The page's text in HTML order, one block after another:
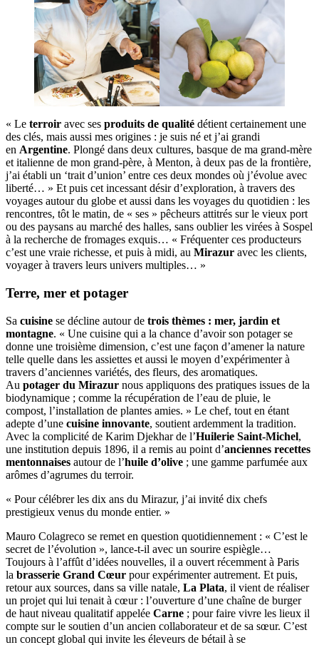
« Le terroir avec ses produits de qualité détient certainement une
des clés, mais aussi mes origines : je suis né et j’ai grandi
en Argentine. Plongé dans deux cultures, basque de ma grand-mère
et italienne de mon grand-père, à Menton, à deux pas de la frontière,
j’ai établi un ‘trait d’union’ entre ces deux mondes où j’évolue avec
liberté… » Et puis cet incessant désir d’exploration, à travers des
voyages autour du globe et aussi dans les voyages du quotidien : les
rencontres, tôt le matin, de « ses » pêcheurs attitrés sur le vieux port
ou des paysans au marché des halles, sans oublier les virées à Sospel
à la recherche de fromages exquis… « Fréquenter ces producteurs
c’est une vraie richesse, et puis à midi, au Mirazur avec les clients,
voyager à travers leurs univers multiples… »
Terre, mer et potager
Sa cuisine se décline autour de trois thèmes : mer, jardin et
montagne. « Une cuisine qui a la chance d’avoir son potager se
donne une troisième dimension, c’est une façon d’amener la nature
telle quelle dans les assiettes et aussi le moyen d’expérimenter à
travers d’anciennes variétés, des fleurs, des aromatiques.
Au potager du Mirazur nous appliquons des pratiques issues de la
biodynamique ; comme la récupération de l’eau de pluie, le
compost, l’installation de plantes amies. » Le chef, tout en étant
adepte d’une cuisine innovante, soutient ardemment la tradition.
Avec la complicité de Karim Djekhar de l’Huilerie Saint-Michel,
une institution depuis 1896, il a remis au point d’anciennes recettes
mentonnaises autour de l’huile d’olive ; une gamme parfumée aux
arômes d’agrumes du terroir.
« Pour célébrer les dix ans du Mirazur, j’ai invité dix chefs
prestigieux venus du monde entier. »
Mauro Colagreco se remet en question quotidiennement : « C’est le
secret de l’évolution », lance-t-il avec un sourire espiègle…
Toujours à l’affût d’idées nouvelles, il a ouvert récemment à Paris
la brasserie Grand Cœur pour expérimenter autrement. Et puis,
retour aux sources, dans sa ville natale, La Plata, il vient de réaliser
un projet qui lui tenait à cœur : l’ouverture d’une chaîne de burger
de haut niveau qualitatif appelée Carne ; pour faire vivre les lieux il
compte sur le soutien d’un ancien collaborateur et de sa sœur. C’est
un concept global qui invite les éleveurs de bétail à se